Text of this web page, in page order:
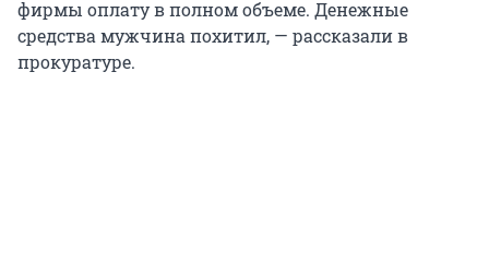
фирмы оплату в полном объеме. Денежные
средства мужчина похитил, — рассказали в
прокуратуре.